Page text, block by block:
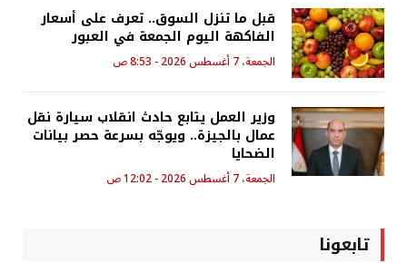
قبل ما تنزل السوق.. تعرف على أسعار
الفاكهة اليوم الجمعة في العبور
الجمعة، 7 أغسطس 2026 - 8:53 ص
وزير العمل يتابع حادث انقلاب سيارة نقل
عمال بالجيزة.. ويوجّه بسرعة حصر بيانات
الضحايا
الجمعة، 7 أغسطس 2026 - 12:02 ص
تابعونا